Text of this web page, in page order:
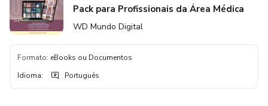
Pack para Profissionais da Área Médica
WD Mundo Digital
Formato: eBooks ou Documentos
Idioma: Português